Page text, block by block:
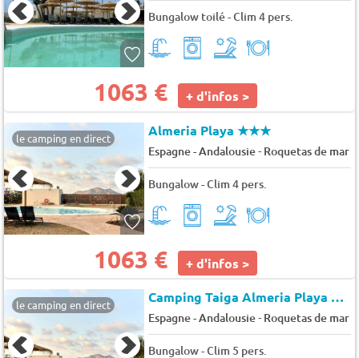
Bungalow toilé - Clim 4 pers.
1063 € + d'infos >
le camping en direct Almeria Playa★★★
Espagne - Andalousie- Roquetas de mar
Bungalow - Clim 4 pers.
1063 € + d'infos >
le camping en direct Camping Taiga Almeria Playa
Espagne - Andalousie- Roquetas de mar
Bungalow - Clim 5 pers.